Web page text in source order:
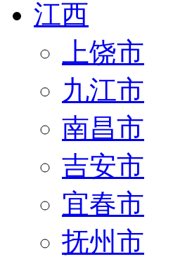
江西
上饶市
九江市
南昌市
吉安市
宜春市
抚州市